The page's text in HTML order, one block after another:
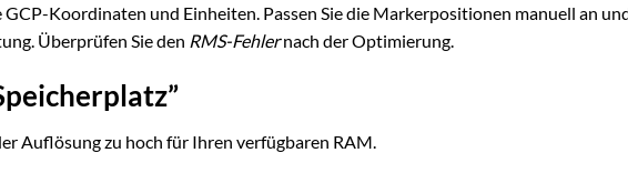
GCP-Koordinaten und Einheiten. Passen Sie die Markerpositionen manuell an
Überprüfen Sie den RMS-Fehlernach der Optimierung.
Auflösung zu hoch für Ihren verfügbaren RAM.